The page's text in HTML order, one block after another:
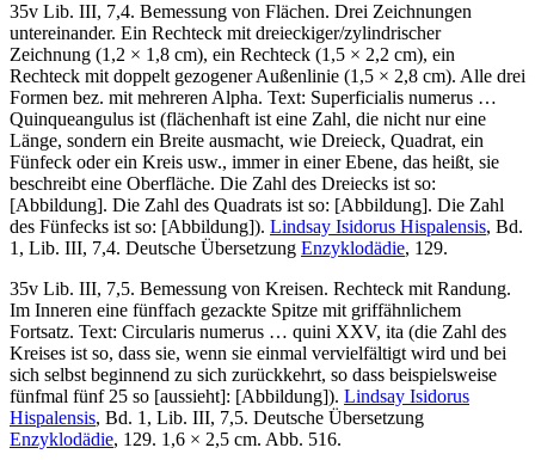
35v Lib. III, 7,4. Bemessung von Flächen. Drei Zeichnungen
untereinander. Ein Rechteck mit dreieckiger/zylindrischer
Zeichnung (1,2 × 1,8 cm), ein Rechteck (1,5 × 2,2 cm), ein
Rechteck mit doppelt gezogener Außenlinie (1,5 × 2,8 cm). Alle drei
Formen bez. mit mehreren Alpha. Text: Superficialis numerus …
Quinqueangulus ist (flächenhaft ist eine Zahl, die nicht nur eine
Länge, sondern ein Breite ausmacht, wie Dreieck, Quadrat, ein
Fünfeck oder ein Kreis usw., immer in einer Ebene, das heißt, sie
beschreibt eine Oberfläche. Die Zahl des Dreiecks ist so:
[Abbildung]. Die Zahl des Quadrats ist so: [Abbildung]. Die Zahl
des Fünfecks ist so: [Abbildung]). Lindsay Isidorus Hispalensis, Bd.
1, Lib. III, 7,4. Deutsche Übersetzung Enzyklodädie, 129.
35v Lib. III, 7,5. Bemessung von Kreisen. Rechteck mit Randung.
Im Inneren eine fünffach gezackte Spitze mit griffähnlichem
Fortsatz. Text: Circularis numerus … quini XXV, ita (die Zahl des
Kreises ist so, dass sie, wenn sie einmal vervielfältigt wird und bei
sich selbst beginnend zu sich zurückkehrt, so dass beispielsweise
fünfmal fünf 25 so [aussieht]: [Abbildung]). Lindsay Isidorus
Hispalensis, Bd. 1, Lib. III, 7,5. Deutsche Übersetzung
Enzyklodädie, 129. 1,6 × 2,5 cm. Abb. 516.